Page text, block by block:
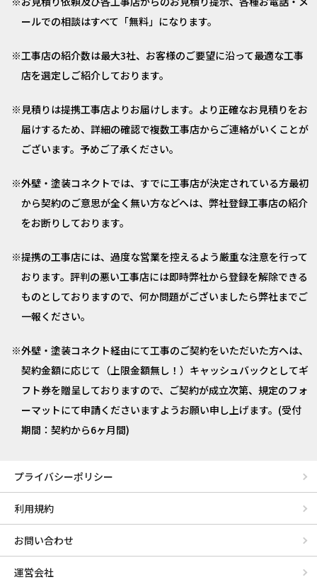
ールでの相談はすべて「無料」になります。
工事店の紹介数は最大3社、お客様のご要望に沿って最適な工事
店を選定しご紹介しております。
見積りは提携工事店よりお届けします。より正確なお見積りをお
届けするため、詳細の確認で複数工事店からご連絡がいくことが
ございます。予めご了承ください。
外壁・塗装コネクトでは、すでに工事店が決定されている方最初
から契約のご意思が全く無い方などへは、弊社登録工事店の紹介
をお断りしております。
提携の工事店には、過度な営業を控えるよう厳重な注意を行って
おります。評判の悪い工事店には即時弊社から登録を解除できる
ものとしておりますので、何か問題がございましたら弊社までご
一報ください。
外壁・塗装コネクト経由にて工事のご契約をいただいた方へは、
契約金額に応じて（上限金額無し！）キャッシュバックとしてギ
フト券を贈呈しておりますので、ご契約が成立次第、規定のフォ
ーマットにて申請くださいますようお願い申し上げます。(受付
期間：契約から6ヶ月間)
プライバシーポリシー
利用規約
お問い合わせ
運営会社